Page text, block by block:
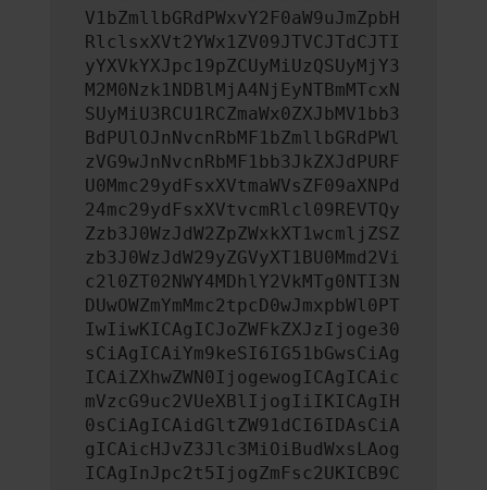
V1bZmllbGRdPWxvY2F0aW9uJmZpbH
RlclsxXVt2YWx1ZV09JTVCJTdCJTI
yYXVkYXJpc19pZCUyMiUzQSUyMjY3
M2M0Nzk1NDBlMjA4NjEyNTBmMTcxN
SUyMiU3RCU1RCZmaWx0ZXJbMV1bb3
BdPUlOJnNvcnRbMF1bZmllbGRdPWl
zVG9wJnNvcnRbMF1bb3JkZXJdPURF
U0Mmc29ydFsxXVtmaWVsZF09aXNPd
24mc29ydFsxXVtvcmRlcl09REVTQy
Zzb3J0WzJdW2ZpZWxkXT1wcmljZSZ
zb3J0WzJdW29yZGVyXT1BU0Mmd2Vi
c2l0ZT02NWY4MDhlY2VkMTg0NTI3N
DUwOWZmYmMmc2tpcD0wJmxpbWl0PT
IwIiwKICAgICJoZWFkZXJzIjoge30
sCiAgICAiYm9keSI6IG51bGwsCiAg
ICAiZXhwZWN0IjogewogICAgICAic
mVzcG9uc2VUeXBlIjogIiIKICAgIH
0sCiAgICAidGltZW91dCI6IDAsCiA
gICAicHJvZ3Jlc3MiOiBudWxsLAog
ICAgInJpc2t5IjogZmFsc2UKICB9C